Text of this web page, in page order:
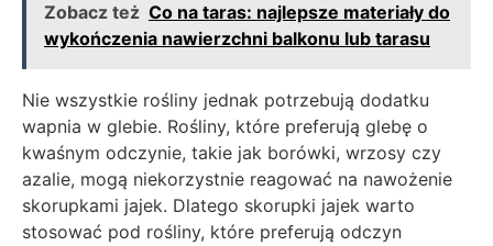
Zobacz też Co na taras: najlepsze materiały do
wykończenia nawierzchni balkonu lub tarasu
Nie wszystkie rośliny jednak potrzebują dodatku
wapnia w glebie. Rośliny, które preferują glebę o
kwaśnym odczynie, takie jak borówki, wrzosy czy
azalie, mogą niekorzystnie reagować na nawożenie
skorupkami jajek. Dlatego skorupki jajek warto
stosować pod rośliny, które preferują odczyn